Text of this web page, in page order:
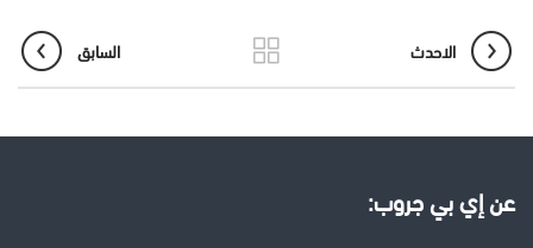
الاحدث السابق
عن إي بي جروب: